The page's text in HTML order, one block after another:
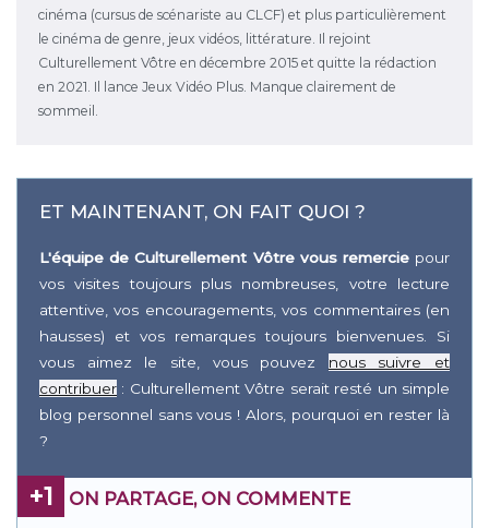
cinéma (cursus de scénariste au CLCF) et plus particulièrement
le cinéma de genre, jeux vidéos, littérature. Il rejoint
Culturellement Vôtre en décembre 2015 et quitte la rédaction
en 2021. Il lance Jeux Vidéo Plus. Manque clairement de
sommeil.
ET MAINTENANT, ON FAIT QUOI ?
L'équipe de Culturellement Vôtre vous remerciepour
vos visites toujours plus nombreuses, votre lecture
attentive, vos encouragements, vos commentaires (en
hausses) et vos remarques toujours bienvenues. Si
vous aimez le site, vous pouvez nous suivre et
contribuer : Culturellement Vôtre serait resté un simple
blog personnel sans vous ! Alors, pourquoi en rester là
?
+1 ON PARTAGE, ON COMMENTE